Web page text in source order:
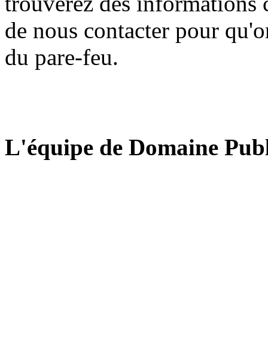
de nous contacter pour
du pare-feu.
L'équipe de Domaine